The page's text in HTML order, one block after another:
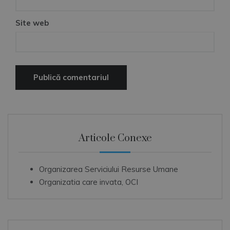
Site web
Articole Conexe
Organizarea Serviciului Resurse Umane
Organizatia care invata, OCI